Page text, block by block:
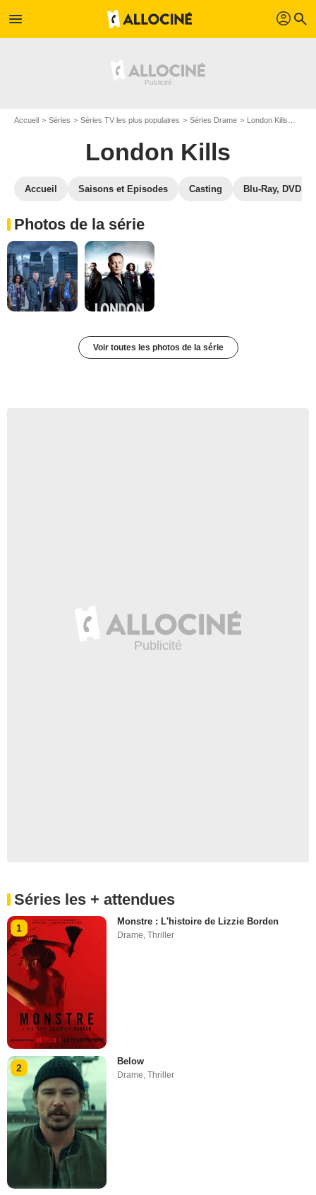
menu profil search
Accueil Séries Séries TV les plus populaires Séries Drame London Kills
London Kills
Accueil Saisons et Episodes Casting Blu-Ray, DVD
Photos de la série
Voir toutes les photos de la série
Séries les + attendues
1
Monstre : L'histoire de Lizzie Borden
Drame ,Thriller
2
Below
Drame,Thriller